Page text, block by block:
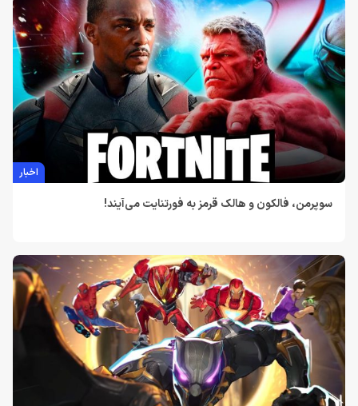
اخبار
سوپرمن، فالکون و هالک قرمز به فورتنایت می‌آیند!